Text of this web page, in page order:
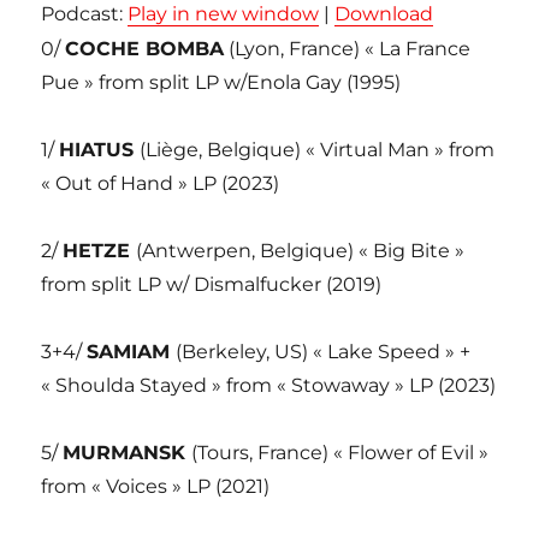
Podcast: Play in new window | Download
0/COCHE BOMBA(Lyon, France) « La France
Pue » from split LP w/Enola Gay (1995)
1/ HIATUS (Liège, Belgique) « Virtual Man » from
« Out of Hand » LP (2023)
2/ HETZE (Antwerpen, Belgique) « Big Bite »
from split LP w/ Dismalfucker (2019)
3+4/SAMIAM (Berkeley, US) « Lake Speed » +
« Shoulda Stayed » from « Stowaway » LP (2023)
5/ MURMANSK (Tours, France) « Flower of Evil »
from « Voices » LP (2021)